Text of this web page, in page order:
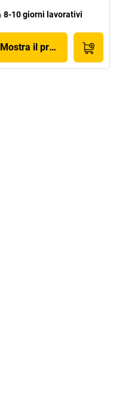
8-10 giorni lavorativi
Mostra il prodotto